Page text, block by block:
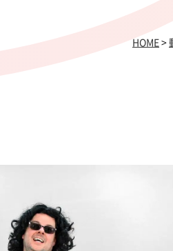
HOME >